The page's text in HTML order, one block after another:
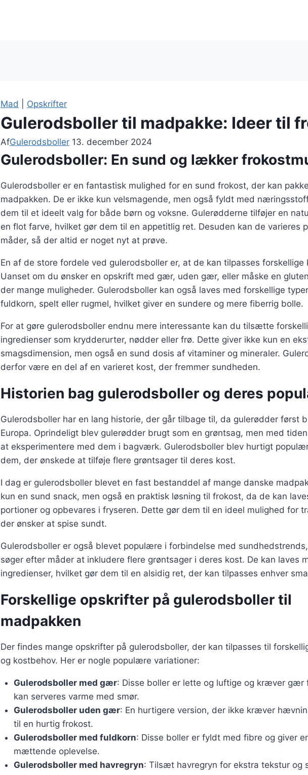
Mad Opskrifter
Gulerodsboller til madpakke: Ideer til
AfGulerodsboller 13. december 2024
Gulerodsboller: En sund og lækker
Gulerodsboller er en fantastisk mulighed for en sund frokost, der kan
madpakken. De er ikke kun velsmagende, men også fyldt med
dem til et ideelt valg for både børn og voksne. Gulerødderne tilføjer en
en flot farve, hvilket gør dem til en appetitlig ret. Desuden kan de varieres
måder, så der altid er noget nyt at prøve.
En af de store fordele ved gulerodsboller er, at de kan tilpasses forskellige
Uanset om du ønsker en opskrift med gær, uden gær, eller måske en
der mange muligheder. Gulerodsboller kan også laves med forskellige
fuldkorn, spelt eller rugmel, hvilket giver en sundere og mere fiberrig bolle.
For at gøre gulerodsboller endnu mere interessante kan du tilsætte
ingredienser som krydderurter, nødder eller frø. Dette giver ikke kun en
smagsdimension, men også en sund dosis af vitaminer og mineraler.
derfor være en del af en varieret kost, der fremmer sundheden.
Historien bag gulerodsboller og deres
Gulerodsboller har en lang historie, der går tilbage til, da gulerødder først
Europa. Oprindeligt blev gulerødder brugt som en grøntsag, men med
at eksperimentere med dem i bagværk. Gulerodsboller blev hurtigt
dem, der ønskede at tilføje flere grøntsager til deres kost.
I dag er gulerodsboller blevet en fast bestanddel af mange danske
kun en sund snack, men også en praktisk løsning til frokost, da de kan
portioner og opbevares i fryseren. Dette gør dem til en ideel mulighed for
der ønsker at spise sundt.
Gulerodsboller er også blevet populære i forbindelse med
søger efter måder at inkludere flere grøntsager i deres kost. De kan laves
ingredienser, hvilket gør dem til en alsidig ret, der kan tilpasses enhver
Forskellige opskrifter på gulerodsboller til
madpakken
Der findes mange opskrifter på gulerodsboller, der kan tilpasses til
og kostbehov. Her er nogle populære variationer:
Gulerodsboller med gær: Disse boller er lette og luftige og kræver gær
kan serveres varme med smør.
Gulerodsboller uden gær: En hurtigere version, der ikke kræver
til en hurtig frokost.
Gulerodsboller med fuldkorn: Disse boller er fyldt med fibre og giver
mættende oplevelse.
Gulerodsboller med havregryn: Tilsæt havregryn for ekstra tekstur og